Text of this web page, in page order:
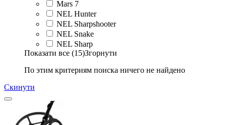
Mars 7
NEL Hunter
NEL Sharpshooter
NEL Snake
NEL Sharp
Показати все (15)Згорнути
По этим критериям поиска ничего не найдено
Скинути